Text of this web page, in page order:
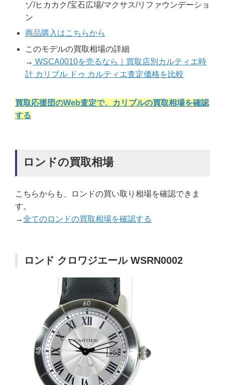
ゾ/ヒカカク/宝石広場/マクサス/リファウンデーショ
ン
商品購入はこちらから
このモデルの買取相場の詳細
→ WSCA0010を売るなら｜買取店別カルティエ時
計 カリブル ドゥ カルティエ査定価格を比較
買取応援団のWeb査定で、カリブルの買取相場を確認
する
ロンドの買取相場
こちらからも、ロンドの買い取り相場を確認できま
す。
→全てのロンドの買取相場を確認する
ロンド クロワジエール WSRN0002